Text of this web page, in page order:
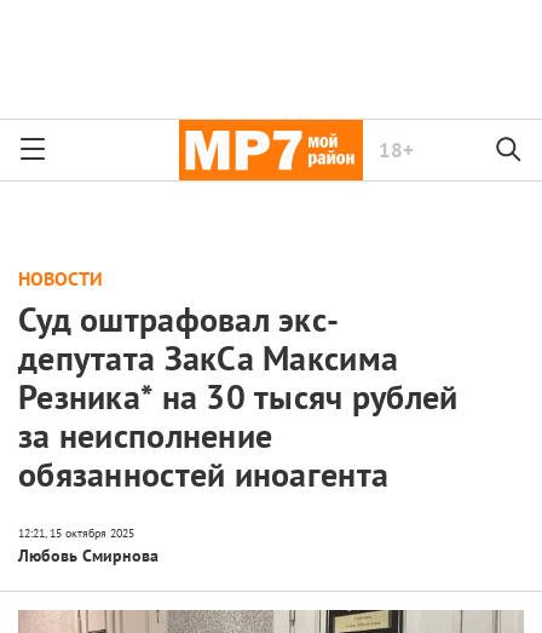
18+
НОВОСТИ
Суд оштрафовал экс-
депутата ЗакСа Максима
Резника* на 30 тысяч рублей
за неисполнение
обязанностей иноагента
Любовь Смирнова